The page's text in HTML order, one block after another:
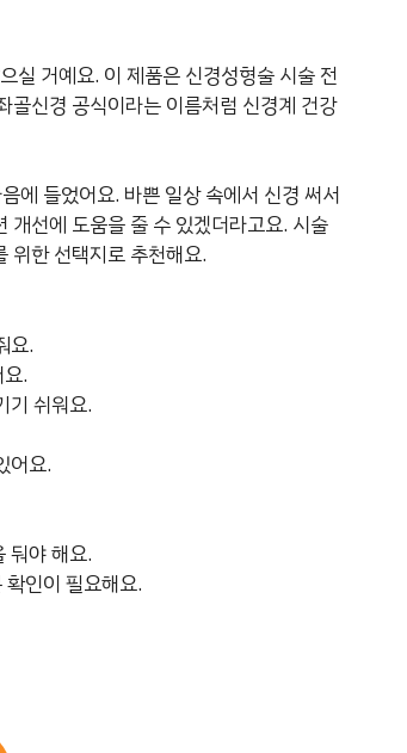
실 거예요. 이 제품은 신경성형술 시술 전
골신경 공식이라는 이름처럼 신경계 건강
에 들었어요. 바쁜 일상 속에서 신경 써서
개선에 도움을 줄 수 있겠더라고요. 시술
위한 선택지로 추천해요.
요.
.
기 쉬워요.
어요.
둬야 해요.
인이 필요해요.